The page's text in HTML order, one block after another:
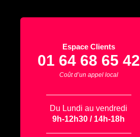
Espace Clients
01 64 68 65 42
Coût d’un appel local
Du Lundi au vendredi
9h-12h30 / 14h-18h